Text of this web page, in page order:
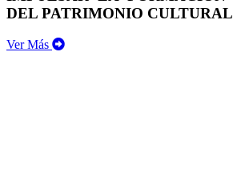
DEL PATRIMONIO CULTURAL
Ver Más